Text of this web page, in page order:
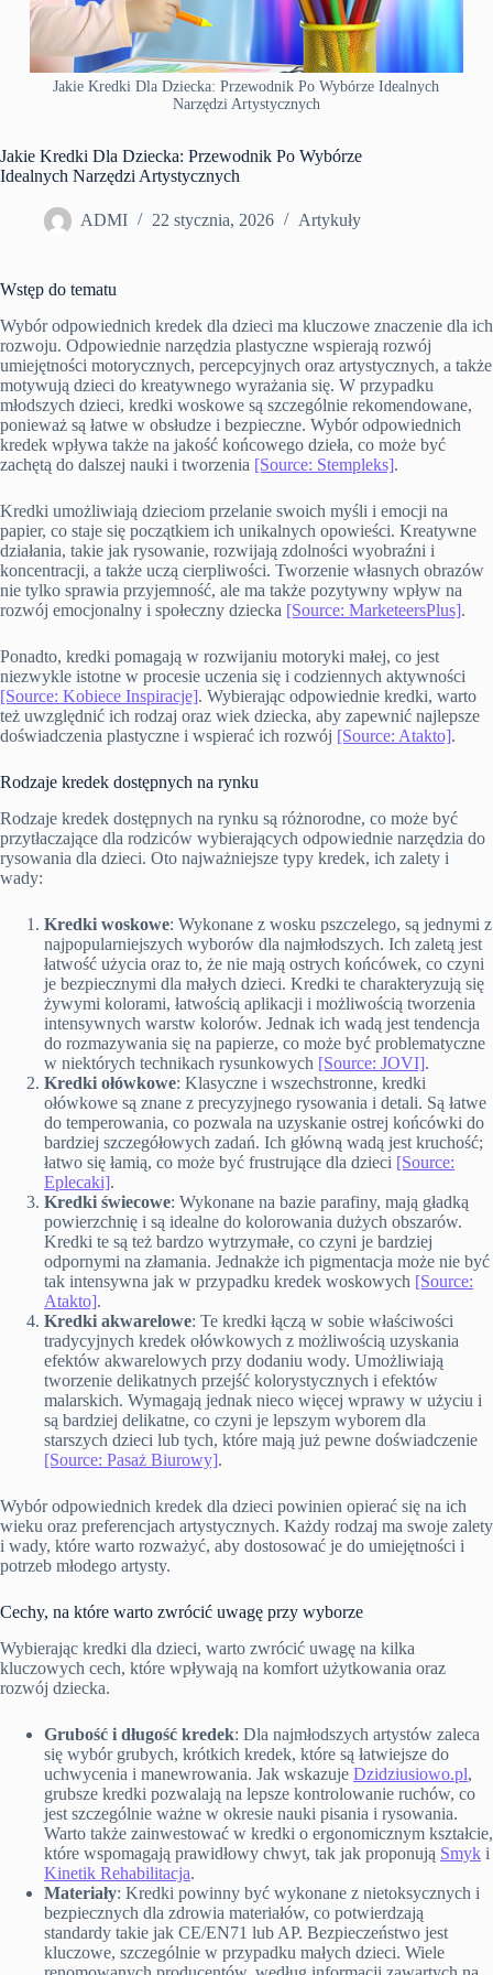
Jakie Kredki Dla Dziecka: Przewodnik Po Wybórze Idealnych
Narzędzi Artystycznych
Jakie Kredki Dla Dziecka: Przewodnik Po Wybórze
Idealnych Narzędzi Artystycznych
ADMI 22 stycznia, 2026 Artykuły
Wstęp do tematu
Wybór odpowiednich kredek dla dzieci ma kluczowe znaczenie dla ich
rozwoju. Odpowiednie narzędzia plastyczne wspierają rozwój
umiejętności motorycznych, percepcyjnych oraz artystycznych, a także
motywują dzieci do kreatywnego wyrażania się. W przypadku
młodszych dzieci, kredki woskowe są szczególnie rekomendowane,
ponieważ są łatwe w obsłudze i bezpieczne. Wybór odpowiednich
kredek wpływa także na jakość końcowego dzieła, co może być
zachętą do dalszej nauki i tworzenia [Source: Stempleks].
Kredki umożliwiają dzieciom przelanie swoich myśli i emocji na
papier, co staje się początkiem ich unikalnych opowieści. Kreatywne
działania, takie jak rysowanie, rozwijają zdolności wyobraźni i
koncentracji, a także uczą cierpliwości. Tworzenie własnych obrazów
nie tylko sprawia przyjemność, ale ma także pozytywny wpływ na
rozwój emocjonalny i społeczny dziecka [Source: MarketeersPlus].
Ponadto, kredki pomagają w rozwijaniu motoryki małej, co jest
niezwykle istotne w procesie uczenia się i codziennych aktywności
[Source: Kobiece Inspiracje]. Wybierając odpowiednie kredki, warto
też uwzględnić ich rodzaj oraz wiek dziecka, aby zapewnić najlepsze
doświadczenia plastyczne i wspierać ich rozwój [Source: Atakto].
Rodzaje kredek dostępnych na rynku
Rodzaje kredek dostępnych na rynku są różnorodne, co może być
przytłaczające dla rodziców wybierających odpowiednie narzędzia do
rysowania dla dzieci. Oto najważniejsze typy kredek, ich zalety i
wady:
Kredki woskowe: Wykonane z wosku pszczelego, są jednymi z
najpopularniejszych wyborów dla najmłodszych. Ich zaletą jest
łatwość użycia oraz to, że nie mają ostrych końcówek, co czyni
je bezpiecznymi dla małych dzieci. Kredki te charakteryzują się
żywymi kolorami, łatwością aplikacji i możliwością tworzenia
intensywnych warstw kolorów. Jednak ich wadą jest tendencja
do rozmazywania się na papierze, co może być problematyczne
w niektórych technikach rysunkowych [Source: JOVI].
Kredki ołówkowe: Klasyczne i wszechstronne, kredki
ołówkowe są znane z precyzyjnego rysowania i detali. Są łatwe
do temperowania, co pozwala na uzyskanie ostrej końcówki do
bardziej szczegółowych zadań. Ich główną wadą jest kruchość;
łatwo się łamią, co może być frustrujące dla dzieci [Source:
Eplecaki].
Kredki świecowe: Wykonane na bazie parafiny, mają gładką
powierzchnię i są idealne do kolorowania dużych obszarów.
Kredki te są też bardzo wytrzymałe, co czyni je bardziej
odpornymi na złamania. Jednakże ich pigmentacja może nie być
tak intensywna jak w przypadku kredek woskowych [Source:
Atakto].
Kredki akwarelowe: Te kredki łączą w sobie właściwości
tradycyjnych kredek ołówkowych z możliwością uzyskania
efektów akwarelowych przy dodaniu wody. Umożliwiają
tworzenie delikatnych przejść kolorystycznych i efektów
malarskich. Wymagają jednak nieco więcej wprawy w użyciu i
są bardziej delikatne, co czyni je lepszym wyborem dla
starszych dzieci lub tych, które mają już pewne doświadczenie
[Source: Pasaż Biurowy].
Wybór odpowiednich kredek dla dzieci powinien opierać się na ich
wieku oraz preferencjach artystycznych. Każdy rodzaj ma swoje zalety
i wady, które warto rozważyć, aby dostosować je do umiejętności i
potrzeb młodego artysty.
Cechy, na które warto zwrócić uwagę przy wyborze
Wybierając kredki dla dzieci, warto zwrócić uwagę na kilka
kluczowych cech, które wpływają na komfort użytkowania oraz
rozwój dziecka.
Grubość i długość kredek: Dla najmłodszych artystów zaleca
się wybór grubych, krótkich kredek, które są łatwiejsze do
uchwycenia i manewrowania. Jak wskazuje Dzidziusiowo.pl,
grubsze kredki pozwalają na lepsze kontrolowanie ruchów, co
jest szczególnie ważne w okresie nauki pisania i rysowania.
Warto także zainwestować w kredki o ergonomicznym kształcie,
które wspomagają prawidłowy chwyt, tak jak proponują Smyk i
Kinetik Rehabilitacja.
Materiały: Kredki powinny być wykonane z nietoksycznych i
bezpiecznych dla zdrowia materiałów, co potwierdzają
standardy takie jak CE/EN71 lub AP. Bezpieczeństwo jest
kluczowe, szczególnie w przypadku małych dzieci. Wiele